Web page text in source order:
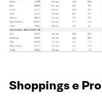
Shoppings e